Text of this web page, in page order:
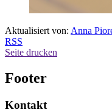
Aktualisiert von: Anna
RSS
Seite drucken
Footer
Kontakt